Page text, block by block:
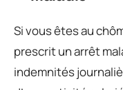
Si vous êtes au
prescrit un arrêt
indemnités